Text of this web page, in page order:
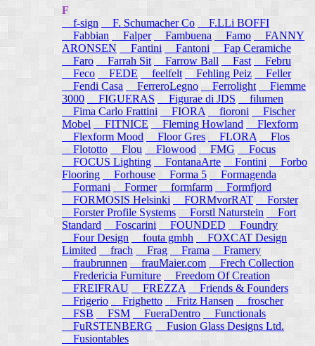
F
f-sign
F. Schumacher Co
F.LLi BOFFI
Fabbian
Falper Fambuena Famo
FANNY
ARONSEN
Fantini Fantoni
Fap Ceramiche
Faro
Farrah Sit Farrow Ball Fast
Febru
Feco
FEDE feelfelt Fehling Peiz
Feller
Fendi Casa
FerreroLegno Ferrolight
Fiemme
3000
FIGUERAS Figurae di JDS
filumen
Fima Carlo Frattini
FIORA fioroni
Fischer
Mobel
FITNICE Fleming Howland
Flexform
Flexform Mood
Floor Gres FLORA
Flos
Flototto
Flou Flowood FMG
Focus
FOCUS Lighting
FontanaArte Fontini
Forbo
Flooring
Forhouse Forma 5
Formagenda
Formani
Former formfarm
Formfjord
FORMOSIS Helsinki
FORMvorRAT
Forster
Forster Profile Systems
Forstl Naturstein
Fort
Standard
Foscarini FOUNDED
Foundry
Four Design
fouta gmbh
FOXCAT Design
Limited
frach Frag Frama
Framery
fraubrunnen
frauMaier.com
Frech Collection
Fredericia Furniture
Freedom Of Creation
FREIFRAU
FREZZA
Friends & Founders
Frigerio
Frighetto Fritz Hansen
froscher
FSB
FSM FueraDentro
Functionals
FuRSTENBERG
Fusion Glass Designs Ltd.
Fusiontables